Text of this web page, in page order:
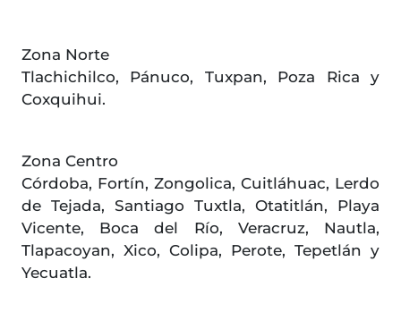
Zona Norte
Tlachichilco, Pánuco, Tuxpan, Poza Rica y
Coxquihui.
Zona Centro
Córdoba, Fortín, Zongolica, Cuitláhuac, Lerdo
de Tejada, Santiago Tuxtla, Otatitlán, Playa
Vicente, Boca del Río, Veracruz, Nautla,
Tlapacoyan, Xico, Colipa, Perote, Tepetlán y
Yecuatla.